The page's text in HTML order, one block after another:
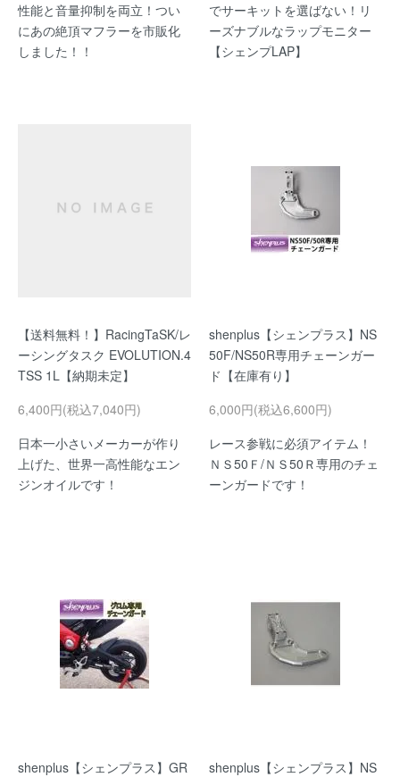
性能と音量抑制を両立！つい
にあの絶頂マフラーを市販化
しました！！
でサーキットを選ばない！リ
ーズナブルなラップモニター
【シェンプLAP】
【送料無料！】RacingTaSK/レ
ーシングタスク EVOLUTION.4
TSS 1L【納期未定】
6,400円(税込7,040円)
日本一小さいメーカーが作り
上げた、世界一高性能なエン
ジンオイルです！
shenplus【シェンプラス】NS
50F/NS50R専用チェーンガー
ド【在庫有り】
6,000円(税込6,600円)
レース参戦に必須アイテム！
ＮＳ50Ｆ/ＮＳ50Ｒ専用のチェ
ーンガードです！
shenplus【シェンプラス】GR
shenplus【シェンプラス】NS